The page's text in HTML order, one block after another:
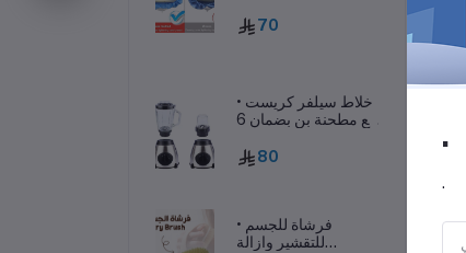
70
• خلاط سيلفر كريست
مع مطحنة بن بضمان 6
80
• فرشاة للجسم
للتقشير وازالة
.
.